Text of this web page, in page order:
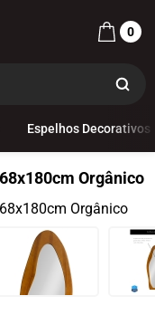
0
Espelhos Decorativos
Orgânico